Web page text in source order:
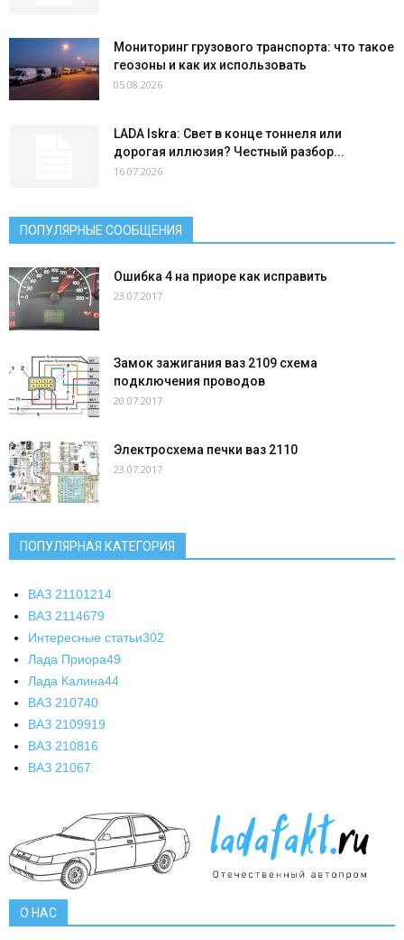
Мониторинг грузового транспорта: что такое
геозоны и как их использовать
05.08.2026
LADA Iskra: Свет в конце тоннеля или
дорогая иллюзия? Честный разбор...
16.07.2026
ПОПУЛЯРНЫЕ СООБЩЕНИЯ
Ошибка 4 на приоре как исправить
23.07.2017
Замок зажигания ваз 2109 схема
подключения проводов
20.07.2017
Электросхема печки ваз 2110
23.07.2017
ПОПУЛЯРНАЯ КАТЕГОРИЯ
ВАЗ 21101214
ВАЗ 2114679
Интересные статьи302
Лада Приора49
Лада Калина44
ВАЗ 210740
ВАЗ 2109919
ВАЗ 210816
ВАЗ 21067
О НАС